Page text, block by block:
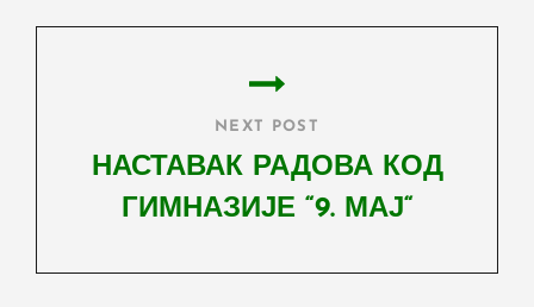
NEXT POST
НАСТАВАК РАДОВА КОД
ГИМНАЗИЈЕ “9. МАЈ“
Post